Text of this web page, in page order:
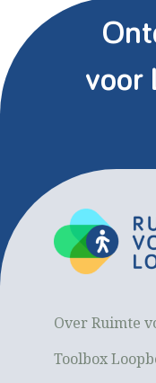
voor
Over Ruimte
Toolbox